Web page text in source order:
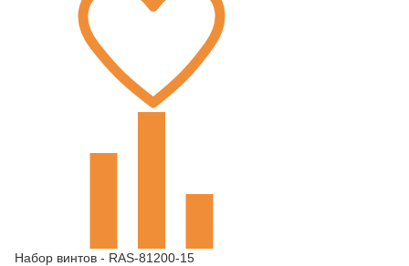
Набор винтов - RAS-81200-15